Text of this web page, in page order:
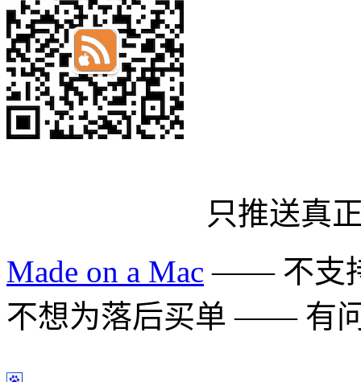
只推送真
Made on a Mac —— 不支
不想为落后买单 —— 有